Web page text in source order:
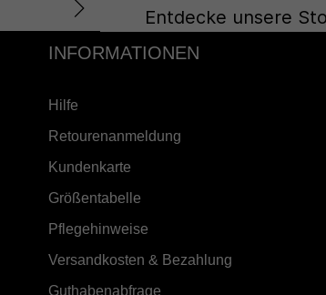
Entdecke unsere
INFORMATIONEN
Hilfe
Retourenanmeldung
Kundenkarte
Größentabelle
Pflegehinweise
Versandkosten & Bezahlung
Guthabenabfrage